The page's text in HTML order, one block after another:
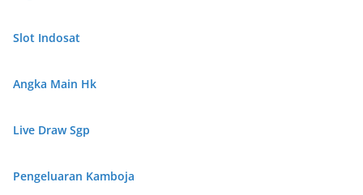
Slot Indosat
Angka Main Hk
Live Draw Sgp
Pengeluaran Kamboja